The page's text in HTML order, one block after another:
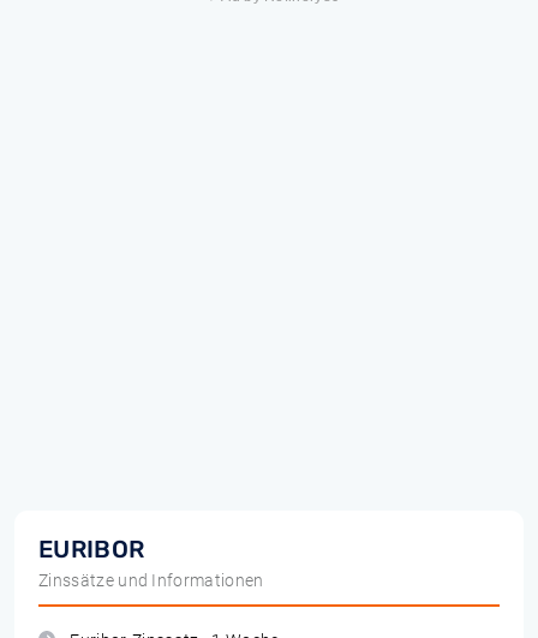
EURIBOR
Zinssätze und Informationen